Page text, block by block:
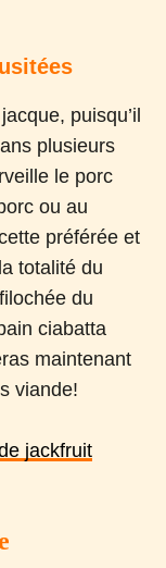
puisqu’il
plusieurs
le porc
ou au
préférée et
totalité du
du
ciabatta
maintenant
viande!
jackfruit